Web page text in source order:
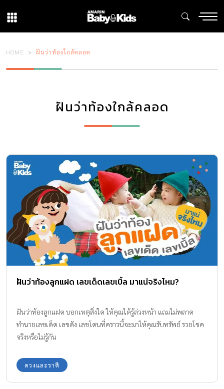
HOME ฝันว่าท้องใกล้คลอด
ฝันว่าท้องใกล้คลอด
ฝันว่าท้องลูกแฝด เลขเด็ดเลขเบิ้ล มาแน่จริงไหม?
ฝันว่าท้องลูกแฝด บอกเหตุสิ่งใด ให้คุณได้รู้ล่วงหน้า แถมไม่พลาด
ทำนายเลขเด็ด เลขดัง เลขโดนที่คราวนี้จะมาให้คุณรับทรัพย์ รวยโชค
จริงหรือไม่รู้กัน
ดวงและราศี